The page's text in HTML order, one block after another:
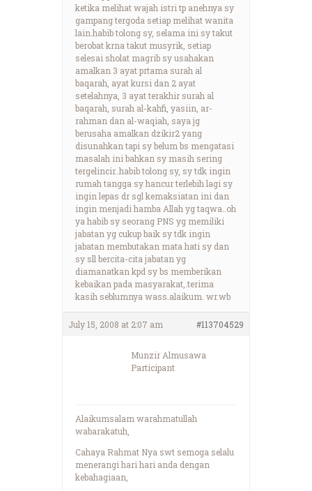
ketika melihat wajah istri tp anehnya sy
gampang tergoda setiap melihat wanita
lain.habib tolong sy, selama ini sy takut
berobat krna takut musyrik, setiap
selesai sholat magrib sy usahakan
amalkan 3 ayat prtama surah al
baqarah, ayat kursi dan 2 ayat
setelahnya, 3 ayat terakhir surah al
baqarah, surah al-kahfi, yasiin, ar-
rahman dan al-waqiah, saya jg
berusaha amalkan dzikir2 yang
disunahkan tapi sy belum bs mengatasi
masalah ini bahkan sy masih sering
tergelincir..habib tolong sy, sy tdk ingin
rumah tangga sy hancur terlebih lagi sy
ingin lepas dr sgl kemaksiatan ini dan
ingin menjadi hamba Allah yg taqwa..oh
ya habib sy seorang PNS yg memiliki
jabatan yg cukup baik sy tdk ingin
jabatan membutakan mata hati sy dan
sy sll bercita-cita jabatan yg
diamanatkan kpd sy bs memberikan
kebaikan pada masyarakat,.terima
kasih seblumnya wass.alaikum. wr.wb
July 15, 2008 at 2:07 am #113704529
Munzir Almusawa
Participant
Alaikumsalam warahmatullah
wabarakatuh,
Cahaya Rahmat Nya swt semoga selalu
menerangi hari hari anda dengan
kebahagiaan,